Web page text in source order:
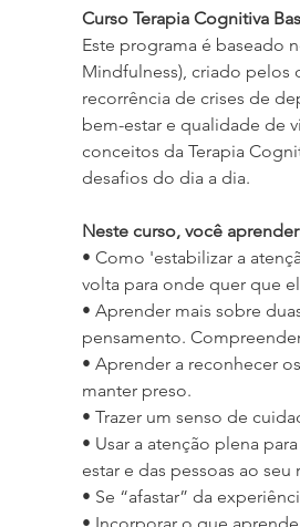
Curso Terapia Cognitiva
Este programa é baseado
Mindfulness), criado pelos
recorrência de crises de
bem-estar e qualidade de
conceitos da Terapia
desafios do dia a dia.
Neste curso, você
• Como 'estabilizar a
volta para onde quer que
• Aprender mais sobre
pensamento.
• Aprender a reconhecer
manter preso.
• Trazer um senso de
• Usar a atenção plena
estar e das pessoas ao seu
• Se “afastar” da